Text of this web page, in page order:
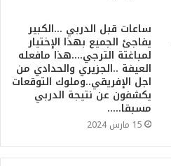
ساعات قبل الدربي …الكبير
يفاجئ الجميع بهذا الإختيار
لمباغتة الترجي….هذا مافعله
العيفة ..الجزيري والحدادي من
اجل الإفريقي..وملوك التوقعات
يكشفون عن نتيجة الدربي
مسبقا…..
15 مارس 2024